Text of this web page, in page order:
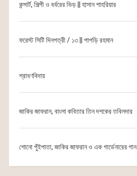
কন্সার্ট, শিল্পী ও বর্বরের ভিড় || হাসান শাহরিয়ার
ফরেস্ট সিটি দিনপত্রী / ১৩ || পাপড়ি রহমান
শ্রাবণবিদায়
জাকির জাফরান, বাংলা কবিতার তিন দশকের তবিলদার
শোনো পুঁইপাতা, জাকির জাফরান ও এক গার্ডেনারের গান